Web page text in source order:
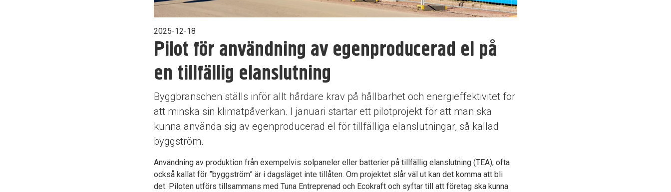
2025-12-18
Pilot för användning av egenproducerad el på
en tillfällig elanslutning
Byggbranschen ställs inför allt hårdare krav på hållbarhet och energieffektivitet för
att minska sin klimatpåverkan. I januari startar ett pilotprojekt för att man ska
kunna använda sig av egenproducerad el för tillfälliga elanslutningar, så kallad
byggström.
Användning av produktion från exempelvis solpaneler eller batterier på tillfällig elanslutning (TEA), ofta
också kallat för ”byggström” är i dagsläget inte tillåten. Om projektet slår väl ut kan det komma att bli
det. Piloten utförs tillsammans med Tuna Entreprenad och Ecokraft och syftar till att företag ska kunna